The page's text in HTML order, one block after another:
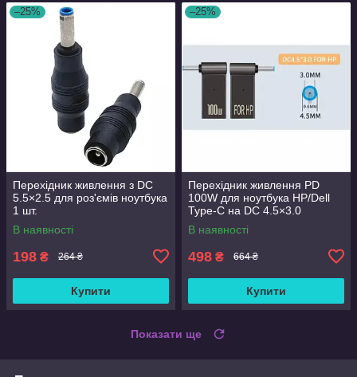
–25%
Перехідник живлення з DC
5.5×2.5 для роз'ємів ноутбука
1 шт.
В наявності
198 ₴ 264 ₴
Купити
–25%
Перехідник живлення PD
100W для ноутбука HP/Dell
Type-C на DC 4.5×3.0
В наявності
498 ₴ 664 ₴
Купити
Показати ще